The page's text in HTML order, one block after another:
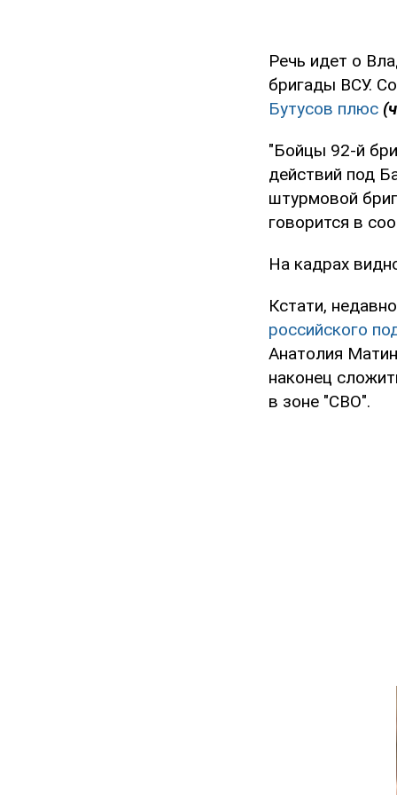
Речь идет о
бригады ВСУ.
Бутусов плюс
"Бойцы 92-й
действий под
штурмовой
говорится в
На кадрах
Кстати,
российского
Анатолия
наконец
в зоне "СВО".